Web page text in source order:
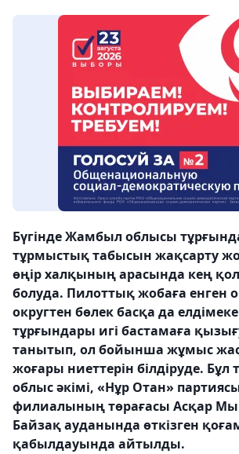
Бүгінде Жамбыл облысы
тұрмыстық табысын жақсарту
өңір халқының арасында кең
болуда. Пилоттық жобаға енген
округтен бөлек басқа да
тұрғындары игі бастамаға
танытып, ол бойынша жұмыс
жоғары ниеттерін білдіруде. Бұл
облыс әкімі, «Нұр Отан»
филиалының төрағасы Асқар
Байзақ ауданында өткізген
қабылдауында айтылды.